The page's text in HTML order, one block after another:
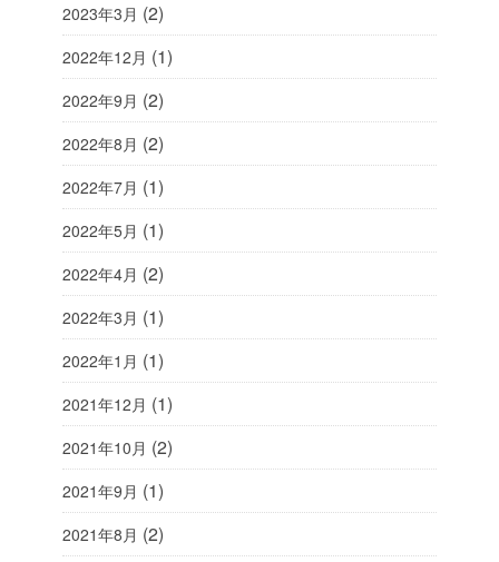
2023年3月 (2)
2022年12月 (1)
2022年9月 (2)
2022年8月 (2)
2022年7月 (1)
2022年5月 (1)
2022年4月 (2)
2022年3月 (1)
2022年1月 (1)
2021年12月 (1)
2021年10月 (2)
2021年9月 (1)
2021年8月 (2)